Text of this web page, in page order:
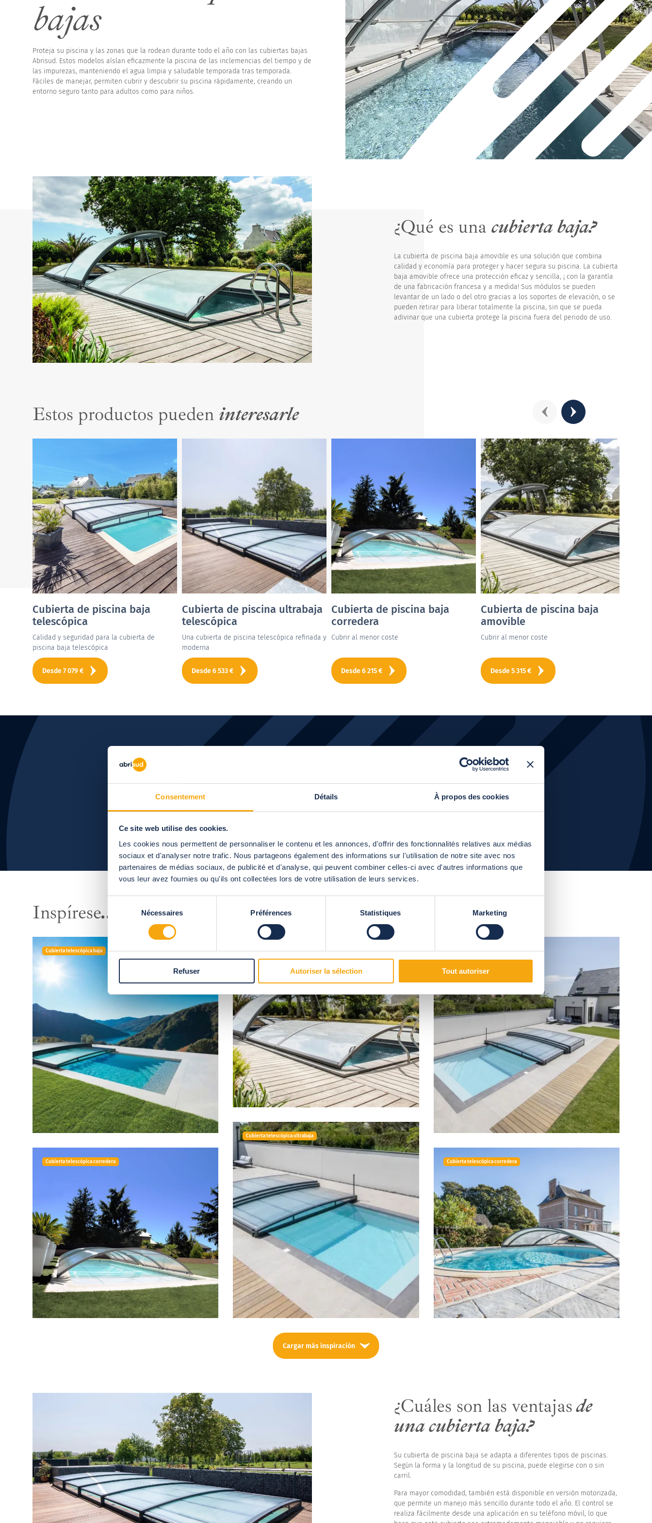
Consentement Détails À propos des cookies
Ce site web utilise des cookies.
Les cookies nous permettent de personnaliser le contenu et les annonces, d'offrir des fonctionnalités relatives aux médias
sociaux et d'analyser notre trafic. Nous partageons également des informations sur l'utilisation de notre site avec nos
partenaires de médias sociaux, de publicité et d'analyse, qui peuvent combiner celles-ci avec d'autres informations que
vous leur avez fournies ou qu'ils ont collectées lors de votre utilisation de leurs services.
consentement
Nécessaires Préférences Statistiques Marketing
Refuser Autoriser la sélection Tout autoriser
Cubierta de piscina alta curva
autoportante
Cubierta de piscina alta curva
mural
Pergola Vermont
Store Cefiro
bajas
Proteja su piscina y las zonas que la rodean durante todo el año con las cubiertas bajas
Abrisud. Estos modelos aíslan eficazmente la piscina de las inclemencias del tiempo y de
las impurezas, manteniendo el agua limpia y saludable temporada tras temporada.
Fáciles de manejar, permiten cubrir y descubrir su piscina rápidamente, creando un
entorno seguro tanto para adultos como para niños.
¿Qué es una cubierta baja?
La cubierta de piscina baja amovible es una solución que combina
calidad y economía para proteger y hacer segura su piscina. La cubierta
baja amovible ofrece una protección eficaz y sencilla, ¡ con la garantía
de una fabricación francesa y a medida! Sus módulos se pueden
levantar de un lado o del otro gracias a los soportes de elevación, o se
pueden retirar para liberar totalmente la piscina, sin que se pueda
adivinar que una cubierta protege la piscina fuera del periodo de uso.
Estos productos pueden interesarle
Cubierta de piscina baja
telescópica
Calidad y seguridad para la cubierta de
piscina baja telescópica
Desde7 079€
Cubierta de piscina ultrabaja
telescópica
Una cubierta de piscina telescópica refinada y
moderna
Desde6 533€
Cubierta de piscina baja
corredera
Cubrir al menor coste
Desde6 215€
Cubierta de piscina baja
amovible
Cubrir al menor coste
Desde5 315€
PrécédentSuivant
nuestros productos?
¡Veámonos!
Inspírese...
Cubierta telescópica baja Cubierta telescópica amovible Cubierta telescópica ultrabaja
Cubierta telescópica corredera
Cubierta telescópica ultrabaja
Cubierta telescópica corredera
Cargar más inspiración
¿Cuáles son las ventajasde
una cubierta baja?
Su cubierta de piscina baja se adapta a diferentes tipos de piscinas.
Según la forma y la longitud de su piscina, puede elegirse con o sin
carril.
Para mayor comodidad, también está disponible en versión motorizada,
que permite un manejo más sencillo durante todo el año. El control se
realiza fácilmente desde una aplicación en su teléfono móvil, lo que